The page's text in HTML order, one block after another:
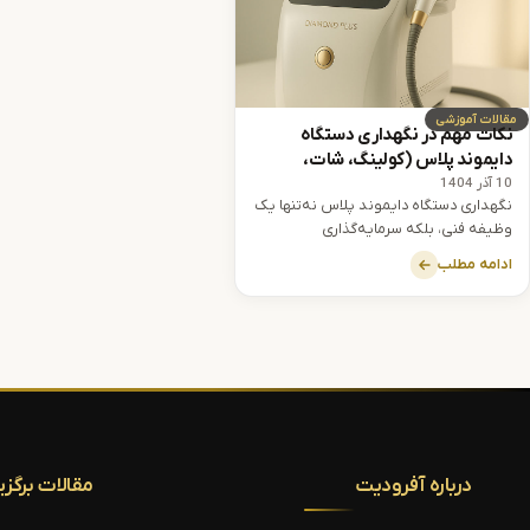
مقالات آموزشی
نکات مهم در نگهداری دستگاه
دایموند پلاس (کولینگ، شات،
شستن هندپیس) – آفرودیت لیزر
10 آذر 1404
نگهداری دستگاه دایموند پلاس نه‌تنها یک
وظیفه فنی، بلکه سرمایه‌گذاری
هوشمندانه است. با تنظیم کولینگ از
خرابی‌های پرهزینه جلوگیری می‌کنید.
ادامه مطلب
درباره آفرودیت مقالات